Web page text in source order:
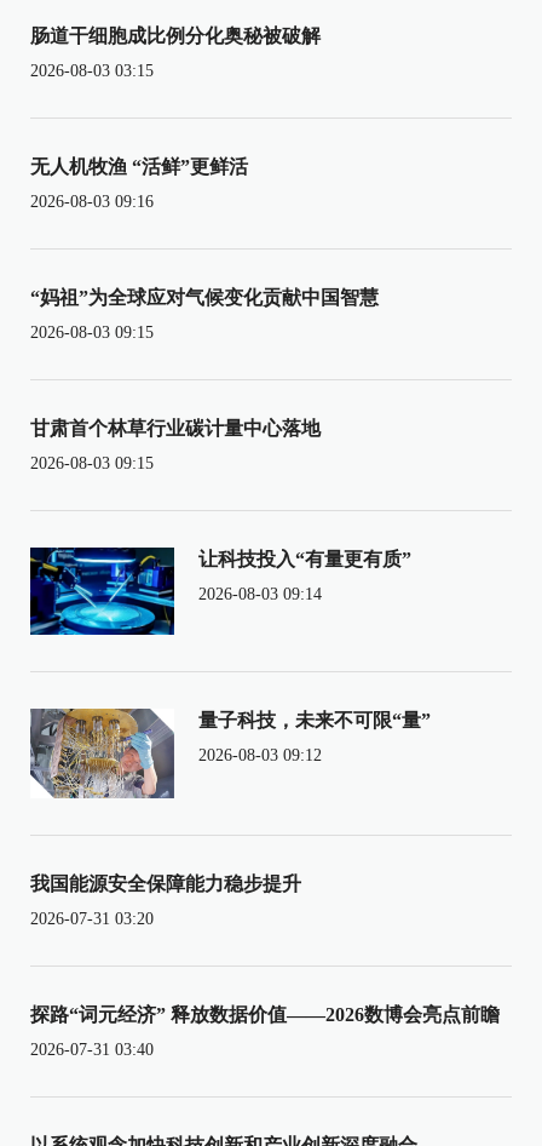
肠道干细胞成比例分化奥秘被破解
2026-08-03 03:15
无人机牧渔 “活鲜”更鲜活
2026-08-03 09:16
“妈祖”为全球应对气候变化贡献中国智慧
2026-08-03 09:15
甘肃首个林草行业碳计量中心落地
2026-08-03 09:15
让科技投入“有量更有质”
2026-08-03 09:14
量子科技，未来不可限“量”
2026-08-03 09:12
我国能源安全保障能力稳步提升
2026-07-31 03:20
探路“词元经济” 释放数据价值——2026数博会亮点前瞻
2026-07-31 03:40